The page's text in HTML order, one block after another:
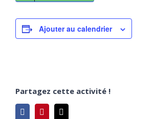
Ajouter au calendrier
Partagez cette activité !
FacebookPinterest